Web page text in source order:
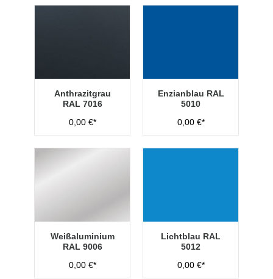
Anthrazitgrau
RAL 7016
0,00 €*
Enzianblau RAL
5010
0,00 €*
Weißaluminium
RAL 9006
0,00 €*
Lichtblau RAL
5012
0,00 €*